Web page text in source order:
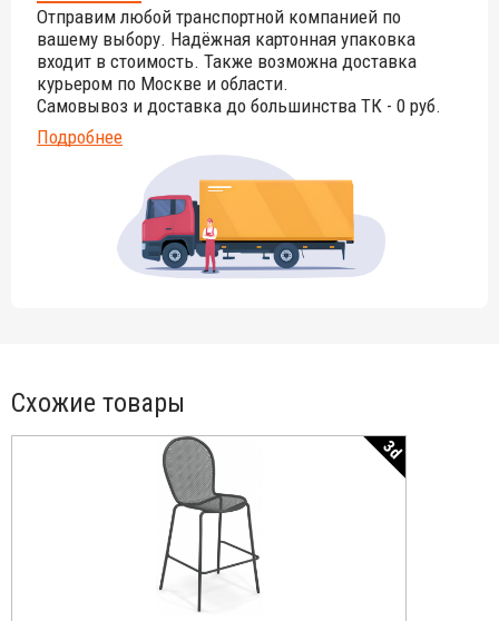
Отправим любой транспортной компанией по
вашему выбору. Надёжная картонная упаковка
входит в стоимость. Также возможна доставка
курьером по Москве и области.
Самовывоз и доставка до большинства ТК - 0 руб.
Подробнее
Схожие товары
3d